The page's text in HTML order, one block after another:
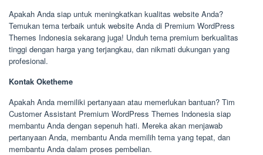
Apakah Anda siap untuk meningkatkan kualitas website Anda?
Temukan tema terbaik untuk website Anda di Premium WordPress
Themes Indonesia sekarang juga! Unduh tema premium berkualitas
tinggi dengan harga yang terjangkau, dan nikmati dukungan yang
profesional.
Kontak Oketheme
Apakah Anda memiliki pertanyaan atau memerlukan bantuan? Tim
Customer Assistant Premium WordPress Themes Indonesia siap
membantu Anda dengan sepenuh hati. Mereka akan menjawab
pertanyaan Anda, membantu Anda memilih tema yang tepat, dan
membantu Anda dalam proses pembelian.